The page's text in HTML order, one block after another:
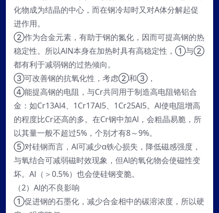
化物成为结晶的中心，而在钢冷却时又对A体分解起促
进作用。
②作为合金元素，有助于钢的氮化，因而可提高钢的热
稳定性。所以AlN本身在加热时具有高稳定性，①与②
都有利于减弱钢的过热倾向。
③可改善钢的抗氧化性，考虑②和③，
④能提高钢的电阻，与Cr共同用于制造高电阻铬铝合
金：如Cr13Al4、1Cr17Al5、1Cr25Al5。Al使电阻增高
的程度比Cr还高的多。在Cr钢中加Al，会粗晶易脆，所
以其量一般不超过5%，个别才有8～9%。
⑤对硅钢而言，Al可减少α铁心损失，降低磁感强度，
与氧结合可减弱磁时效现象，但Al的氧化物会使磁性变
坏。Al（＞0.5%）也会使硅钢变脆。
（2）Al的不良影响
①促进钢的石墨化，减少合金相中的碳溶浓度，所以硬